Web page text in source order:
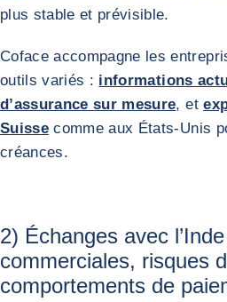
plus stable et prévisible.
Coface accompagne les
outils variés : informations
d’assurance sur mesure, et
Suisse comme aux États-Unis
créances.
2) Échanges avec
commerciales, risques
comportements de